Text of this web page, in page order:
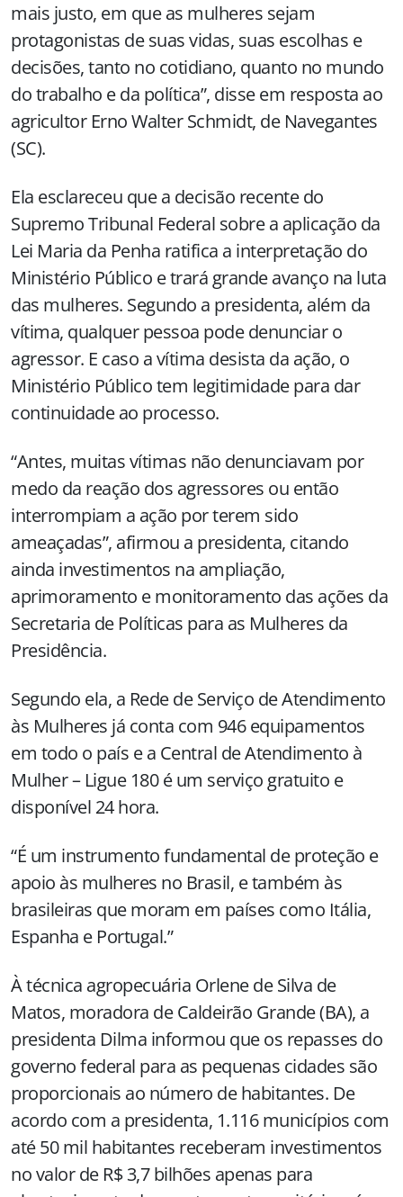
mais justo, em que as mulheres sejam
protagonistas de suas vidas, suas escolhas e
decisões, tanto no cotidiano, quanto no mundo
do trabalho e da política”, disse em resposta ao
agricultor Erno Walter Schmidt, de Navegantes
(SC).
Ela esclareceu que a decisão recente do
Supremo Tribunal Federal sobre a aplicação da
Lei Maria da Penha ratifica a interpretação do
Ministério Público e trará grande avanço na luta
das mulheres. Segundo a presidenta, além da
vítima, qualquer pessoa pode denunciar o
agressor. E caso a vítima desista da ação, o
Ministério Público tem legitimidade para dar
continuidade ao processo.
“Antes, muitas vítimas não denunciavam por
medo da reação dos agressores ou então
interrompiam a ação por terem sido
ameaçadas”, afirmou a presidenta, citando
ainda investimentos na ampliação,
aprimoramento e monitoramento das ações da
Secretaria de Políticas para as Mulheres da
Presidência.
Segundo ela, a Rede de Serviço de Atendimento
às Mulheres já conta com 946 equipamentos
em todo o país e a Central de Atendimento à
Mulher – Ligue 180 é um serviço gratuito e
disponível 24 hora.
“É um instrumento fundamental de proteção e
apoio às mulheres no Brasil, e também às
brasileiras que moram em países como Itália,
Espanha e Portugal.”
À técnica agropecuária Orlene de Silva de
Matos, moradora de Caldeirão Grande (BA), a
presidenta Dilma informou que os repasses do
governo federal para as pequenas cidades são
proporcionais ao número de habitantes. De
acordo com a presidenta, 1.116 municípios com
até 50 mil habitantes receberam investimentos
no valor de R$ 3,7 bilhões apenas para